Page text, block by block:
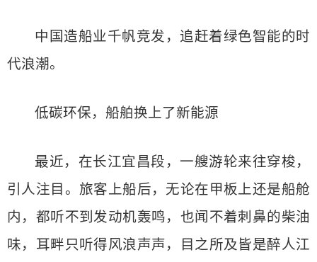
中国造船业千帆竞发，追赶着绿色智能的时
代浪潮。
低碳环保，船舶换上了新能源
最近，在长江宜昌段，一艘游轮来往穿梭，
引人注目。旅客上船后，无论在甲板上还是船舱
内，都听不到发动机轰鸣，也闻不着刺鼻的柴油
味，耳畔只听得风浪声声，目之所及皆是醉人江